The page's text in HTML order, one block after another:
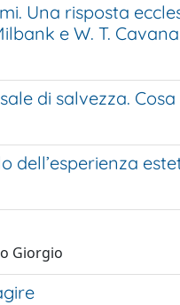
Una risposta
e W. T.
di salvezza.
dell’esperienza
Giorgio